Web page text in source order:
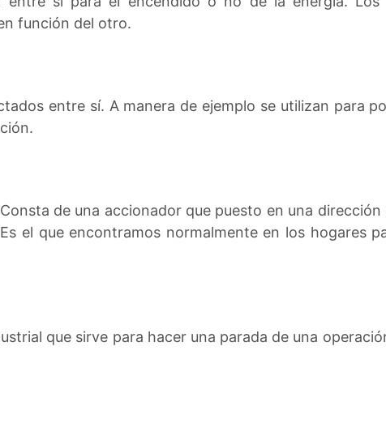
función del otro.
entre sí. A manera de ejemplo se utilizan para
de una accionador que puesto en una
el que encontramos normalmente en los hogares
que sirve para hacer una parada de una